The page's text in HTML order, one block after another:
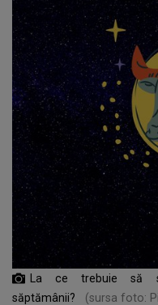
La ce trebuie să
săptămânii?
(sursa foto: